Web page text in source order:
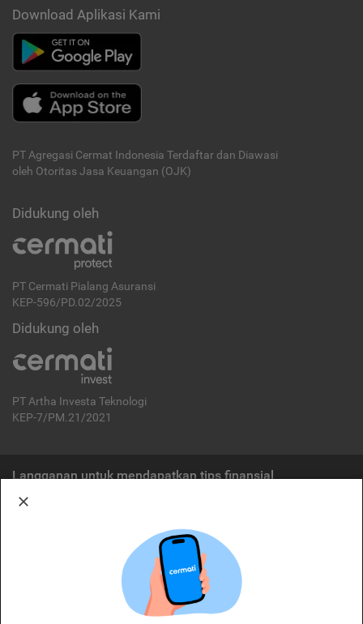
Download Aplikasi Kami
PT Agregasi Cermat Indonesia Terdaftar dan Diawasi
oleh Otoritas Jasa Keuangan (OJK)
Didukung oleh
PT Cermati Pialang Asuransi
KEP-596/PD.02/2025
Didukung oleh
PT Artha Investa Teknologi
KEP-7/PM.21/2021
Langganan untuk mendapatkan tips finansial
Cermati merupakan penyelenggara agregasi jasa keuangan yang terdaftar di
OJK. Oleh karena itu, produk dan/atau layanan jasa keuangan yang
ditawarkan bukan merupakan produk dan/atau layanan jasa keuangan yang
diterbitkan oleh Cermati dan Cermati tidak bertanggung jawab atas tuntutan